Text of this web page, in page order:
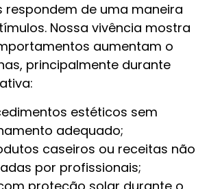
respondem de uma maneira
Nossa vivência mostra
aumentam o
principalmente durante
estéticos sem
adequado;
caseiros ou receitas não
por profissionais;